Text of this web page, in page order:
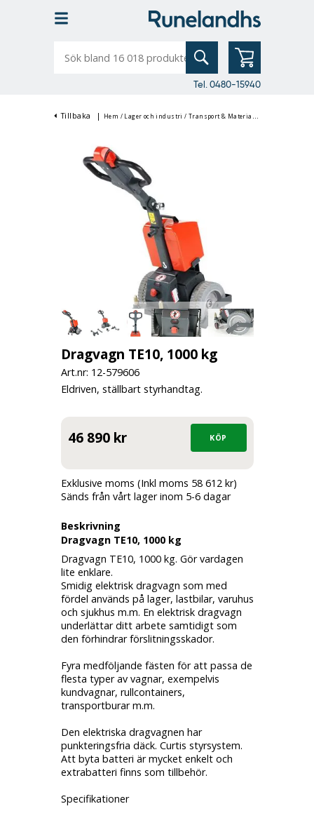
bland
Tel. 0480-15940
Tillbaka | Hem / Lager och industri / Transport & Materialhantering
Dragvagn TE10, 1000 kg
Art.nr: 12-579606
Eldriven, ställbart styrhandtag.
46 890 kr
Exklusive moms (Inkl moms 58 612 kr)
Sänds från vårt lager inom 5-6 dagar
Beskrivning
Dragvagn TE10, 1000 kg
Dragvagn TE10, 1000 kg. Gör vardagen
lite enklare.
Smidig elektrisk dragvagn som med
fördel används på lager, lastbilar, varuhus
och sjukhus m.m. En elektrisk dragvagn
underlättar ditt arbete samtidigt som
den förhindrar förslitningsskador.
Fyra medföljande fästen för att passa de
flesta typer av vagnar, exempelvis
kundvagnar, rullcontainers,
transportburar m.m.
Den elektriska dragvagnen har
punkteringsfria däck. Curtis styrsystem.
Att byta batteri är mycket enkelt och
extrabatteri finns som tillbehör.
Specifikationer